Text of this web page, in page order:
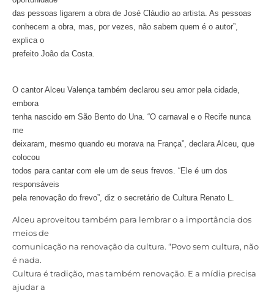
das pessoas ligarem a obra de José Cláudio ao artista. As pessoas
conhecem a obra, mas, por vezes, não sabem quem é o autor”,
explica o
prefeito João da Costa.
O cantor Alceu Valença também declarou seu amor pela cidade,
embora
tenha nascido em São Bento do Una. “O carnaval e o Recife nunca
me
deixaram, mesmo quando eu morava na França”, declara Alceu, que
colocou
todos para cantar com ele um de seus frevos. “Ele é um dos
responsáveis
pela renovação do frevo”, diz o secretário de Cultura Renato L.
Alceu aproveitou também para lembrar o a importância dos
meios de
comunicação na renovação da cultura. “Povo sem cultura, não
é nada.
Cultura é tradição, mas também renovação. E a mídia precisa
ajudar a